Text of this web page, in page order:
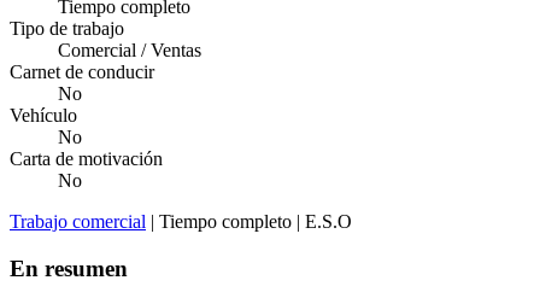
Tiempo completo
Tipo de trabajo
Comercial / Ventas
Carnet de conducir
No
Vehículo
No
Carta de motivación
No
Trabajo comercial | Tiempo completo | E.S.O
En resumen